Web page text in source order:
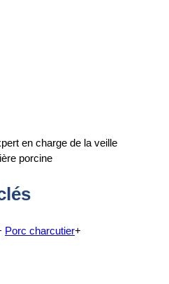
en charge de la veille
porcine
Porc charcutier+